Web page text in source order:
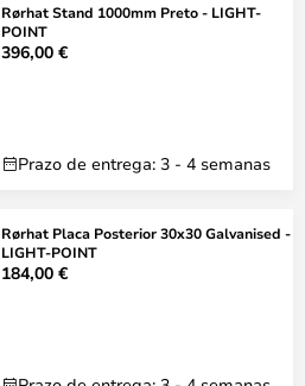
Rørhat Stand 1000mm Preto - LIGHT-
POINT
396,00 €
Prazo de entrega: 3 - 4 semanas
Rørhat Placa Posterior 30x30 Galvanised -
LIGHT-POINT
184,00 €